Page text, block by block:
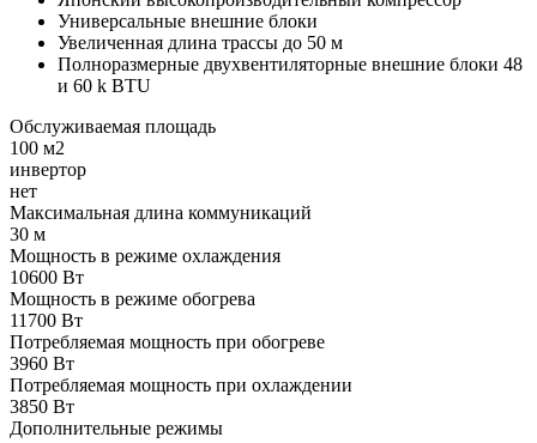
Универсальные внешние блоки
Увеличенная длина трассы до 50 м
Полноразмерные двухвентиляторные внешние блоки 48
и 60 k BTU
Обслуживаемая площадь
100 м2
инвертор
нет
Максимальная длина коммуникаций
30 м
Мощность в режиме охлаждения
10600 Вт
Мощность в режиме обогрева
11700 Вт
Потребляемая мощность при обогреве
3960 Вт
Потребляемая мощность при охлаждении
3850 Вт
Дополнительные режимы